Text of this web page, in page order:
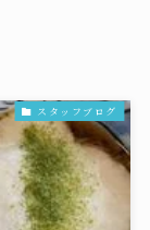
スタッフブログ